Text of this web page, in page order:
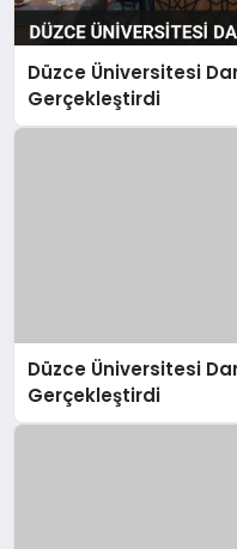
Düzce Üniversitesi
Gerçekleştirdi
Düzce Üniversitesi
Gerçekleştirdi